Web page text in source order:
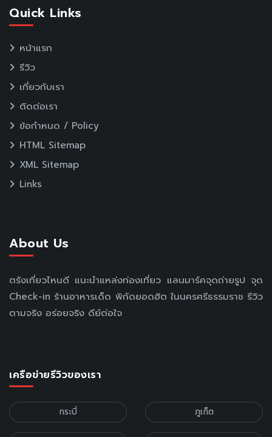
Quick Links
หน้าแรก
รีวิว
เกี่ยวกับเรา
ติดต่อเรา
ข้อกำหนด / Policy
HTML Sitemap
XML Sitemap
Links
About Us
ตรังเที่ยวไหนดี แนะนำแหล่งท่องเที่ยว แลนมาร์คจุดถ่ายรูป จุด
Check-in ร้านอาหารเด็ด พิกัดยอดฮิต ในนครศรีธรรมราช รีวิว
ตามจริง อร่อยจริง ดีย์ต่อใจ
เครือข่ายรีวิวของเรา
กระบี่ ภูเก็ต